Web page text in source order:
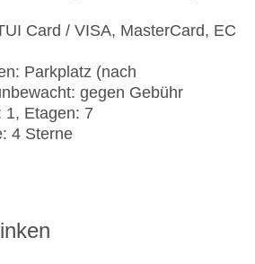
Card / VISA, MasterCard, EC
Parkplatz (nach
gegen Gebühr
1, Etagen: 7
4 Sterne